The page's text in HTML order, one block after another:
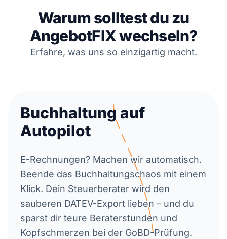
Warum solltest du zu
AngebotFIX wechseln?
Erfahre, was uns so einzigartig macht.
Buchhaltung auf
Autopilot
E-Rechnungen? Machen wir automatisch.
Beende das Buchhaltungschaos mit einem
Klick. Dein Steuerberater wird den
sauberen DATEV-Export lieben – und du
sparst dir teure Beraterstunden und
Kopfschmerzen bei der GoBD-Prüfung.